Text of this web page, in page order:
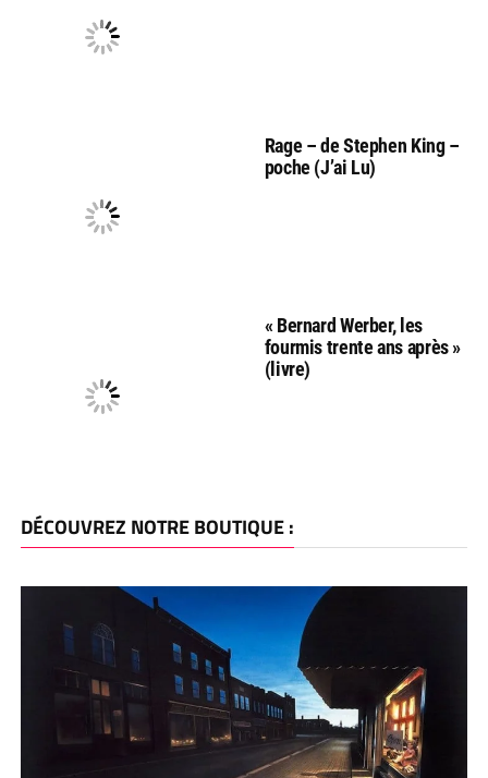
Rage – de Stephen King –
poche (J’ai Lu)
« Bernard Werber, les
fourmis trente ans après »
(livre)
DÉCOUVREZ NOTRE BOUTIQUE :